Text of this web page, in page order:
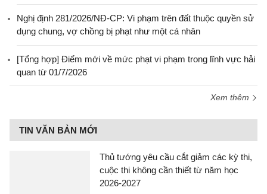
Nghị định 281/2026/NĐ-CP: Vi phạm trên đất thuộc quyền sử
dụng chung, vợ chồng bị phạt như một cá nhân
[Tổng hợp] Điểm mới về mức phạt vi phạm trong lĩnh vực hải
quan từ 01/7/2026
Xem thêm
TIN VĂN BẢN MỚI
Thủ tướng yêu cầu cắt giảm các kỳ thi,
cuộc thi không cần thiết từ năm học
2026-2027